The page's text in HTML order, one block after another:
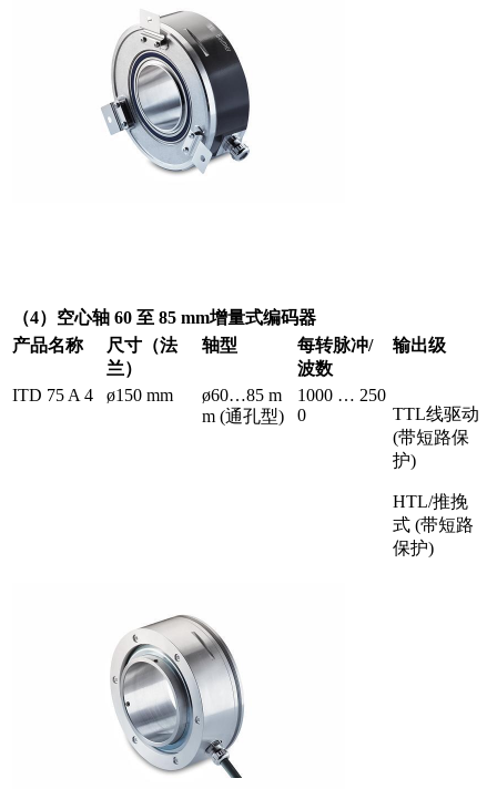
（4）空心轴 60 至 85 mm增量式编码器
产品名称
尺寸（法
兰）
轴型
每转脉冲/
波数
输出级
ITD 75 A 4 ø150 mm
ø60…85 m
m (通孔型)
1000 … 250
0
TTL线驱动
(带短路保
护)
HTL/推挽
式 (带短路
保护)